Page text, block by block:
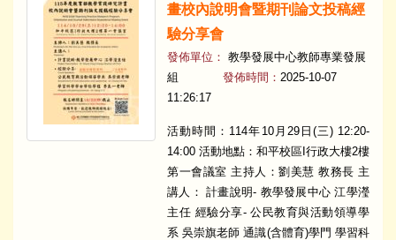
畫校內說明會暨期刊論文投稿經
驗分享會
發佈單位： 教學發展中心教師專業發展
組
發佈時間： 2025-10-07
11:26:17
活動時間：114年10月29日(三) 12:20-
14:00 活動地點：和平校區I行政大樓2樓
第一會議室 主持人：劉美慧 教務長 主
講人： 計畫說明- 教學發展中心 江學瀅
主任 經驗分享- 公民教育與活動領導學
系 吳崇旗老師 通識(含體育)學門 學習科